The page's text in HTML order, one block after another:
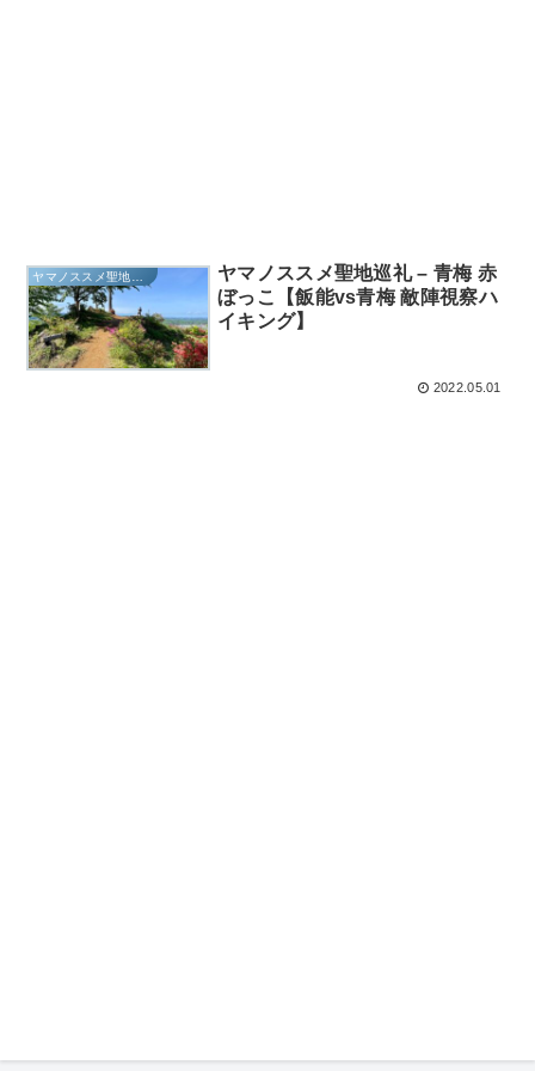
ヤマノススメ聖地巡礼
ヤマノススメ聖地巡礼 – 青梅 赤
ぼっこ【飯能vs青梅 敵陣視察ハ
イキング】
2022.05.01